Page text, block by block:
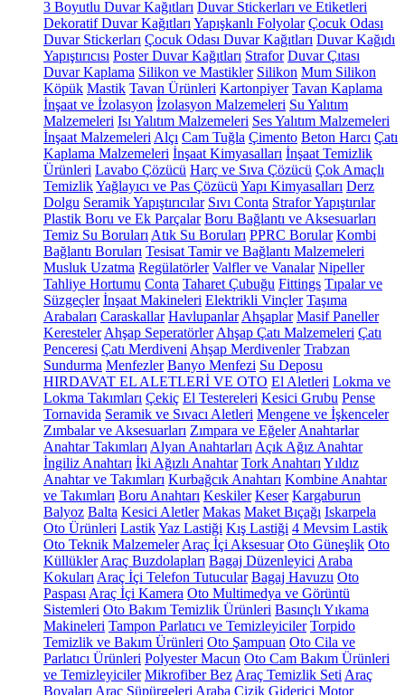
3 Boyutlu Duvar Kağıtları Duvar Stickerları ve Etiketleri
Dekoratif Duvar Kağıtları Yapışkanlı Folyolar Çocuk Odası
Duvar Stickerları Çocuk Odası Duvar Kağıtları Duvar Kağıdı
Yapıştırıcısı Poster Duvar Kağıtları Strafor Duvar Çıtası
Duvar Kaplama Silikon ve Mastikler Silikon Mum Silikon
Köpük Mastik Tavan Ürünleri Kartonpiyer Tavan Kaplama
İnşaat ve İzolasyon İzolasyon Malzemeleri Su Yalıtım
Malzemeleri Isı Yalıtım Malzemeleri Ses Yalıtım Malzemeleri
İnşaat Malzemeleri Alçı Cam Tuğla Çimento Beton Harcı Çatı
Kaplama Malzemeleri İnşaat Kimyasalları İnşaat Temizlik
Ürünleri Lavabo Çözücü Harç ve Sıva Çözücü Çok Amaçlı
TemizlikYağlayıcı ve Pas Çözücü Yapı Kimyasalları Derz
Dolgu Seramik Yapıştırıcılar Sıvı Conta Strafor Yapıştırılar
Plastik Boru ve Ek Parçalar Boru Bağlantı ve Aksesuarları
Temiz Su Boruları Atık Su Boruları PPRC Borular Kombi
Bağlantı Boruları Tesisat Tamir ve Bağlantı Malzemeleri
Musluk Uzatma Regülatörler Valfler ve Vanalar Nipeller
Tahliye Hortumu Conta Taharet Çubuğu Fittings Tıpalar ve
Süzgeçler İnşaat Makineleri Elektrikli Vinçler Taşıma
Arabaları Caraskallar Havlupanlar Ahşaplar Masif Paneller
Keresteler Ahşap Seperatörler Ahşap Çatı Malzemeleri Çatı
Penceresi Çatı Merdiveni Ahşap Merdivenler Trabzan
Sundurma Menfezler Banyo Menfezi Su Deposu
HIRDAVAT EL ALETLERİ VE OTO El Aletleri Lokma ve
Lokma Takımları Çekiç El Testereleri Kesici Grubu Pense
Tornavida Seramik ve Sıvacı Aletleri Mengene ve İşkenceler
Zımbalar ve Aksesuarları Zımpara ve Eğeler Anahtarlar
Anahtar Takımları Alyan Anahtarları Açık Ağız Anahtar
İngiliz Anahtarı İki Ağızlı Anahtar Tork Anahtarı Yıldız
Anahtar ve Takımları Kurbağcık Anahtarı Kombine Anahtar
ve Takımları Boru Anahtarı Keskiler Keser Kargaburun
Balyoz Balta Kesici Aletler Makas Maket Bıçağı Iskarpela
Oto Ürünleri LastikYaz Lastiği Kış Lastiği 4 Mevsim Lastik
Oto Teknik Malzemeler Araç İçi Aksesuar Oto Güneşlik Oto
Küllükler Araç Buzdolapları Bagaj Düzenleyici Araba
Kokuları Araç İçi Telefon Tutucular Bagaj Havuzu Oto
Paspası Araç İçi Kamera Oto Multimedya ve Görüntü
Sistemleri Oto Bakım Temizlik Ürünleri Basınçlı Yıkama
Makineleri Tampon Parlatıcı ve Temizleyiciler Torpido
Temizlik ve Bakım Ürünleri Oto Şampuan Oto Cila ve
Parlatıcı Ürünleri Polyester Macun Oto Cam Bakım Ürünleri
ve Temizleyiciler Mikrofiber Bez Araç Temizlik Seti Araç
Boyaları Araç Süpürgeleri Araba Çizik Giderici Motor